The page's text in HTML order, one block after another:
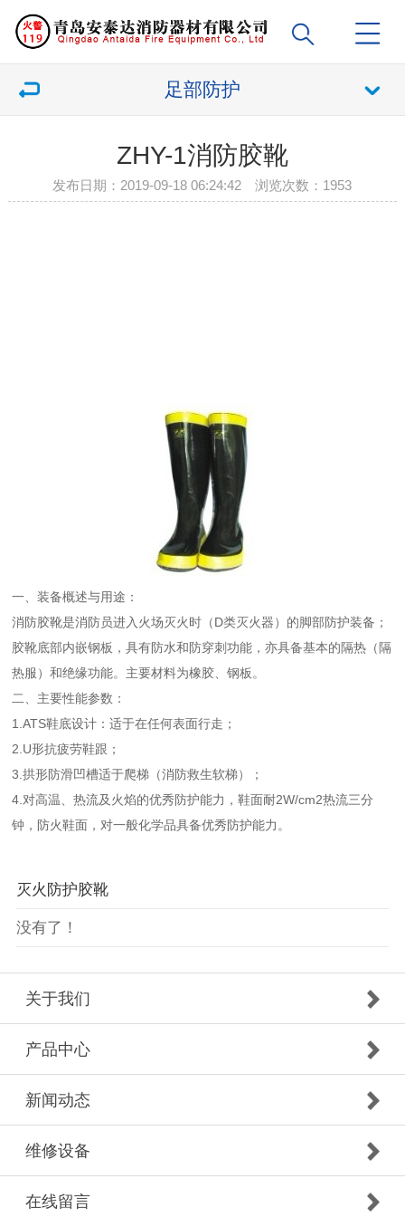
足部防护
ZHY-1消防胶靴
发布日期：2019-09-18 06:24:42 浏览次数： 1953
一、装备概述与用途：
消防胶靴是消防员进入火场灭火时（D类灭火器）的脚部防护装备；
胶靴底部内嵌钢板，具有防水和防穿刺功能，亦具备基本的隔热（隔
热服）和绝缘功能。主要材料为橡胶、钢板。
二、主要性能参数：
1.ATS鞋底设计：适于在任何表面行走；
2.U形抗疲劳鞋跟；
3.拱形防滑凹槽适于爬梯（消防救生软梯）；
4.对高温、热流及火焰的优秀防护能力，鞋面耐2W/cm2热流三分
钟，防火鞋面，对一般化学品具备优秀防护能力。
灭火防护胶靴
没有了！
关于我们
产品中心
新闻动态
维修设备
在线留言